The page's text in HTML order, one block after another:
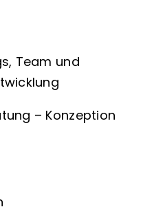
Team und
– Konzeption